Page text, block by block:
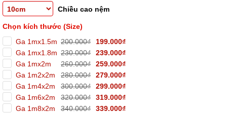
Chiều cao nệm
Chọn kích thước (Size)
Ga 1mx1.5m 200.000₫
199.000₫
Ga 1mx1.8m 230.000₫
239.000₫
Ga 1mx2m
260.000₫
259.000₫
Ga 1m2x2m
280.000₫
279.000₫
Ga 1m4x2m
300.000₫
299.000₫
Ga 1m6x2m
320.000₫
319.000₫
Ga 1m8x2m
340.000₫
339.000₫